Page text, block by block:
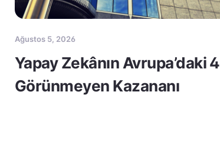
Ağustos 5, 2026
Yapay Zekânın Avrupa’daki 4
Görünmeyen Kazananı